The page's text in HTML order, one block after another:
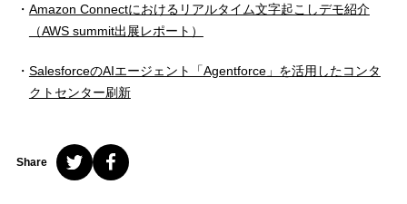
Amazon Connectにおけるリアルタイム文字起こしデモ紹介
（AWS summit出展レポート）
SalesforceのAIエージェント「Agentforce」を活用したコンタ
クトセンター刷新
Share